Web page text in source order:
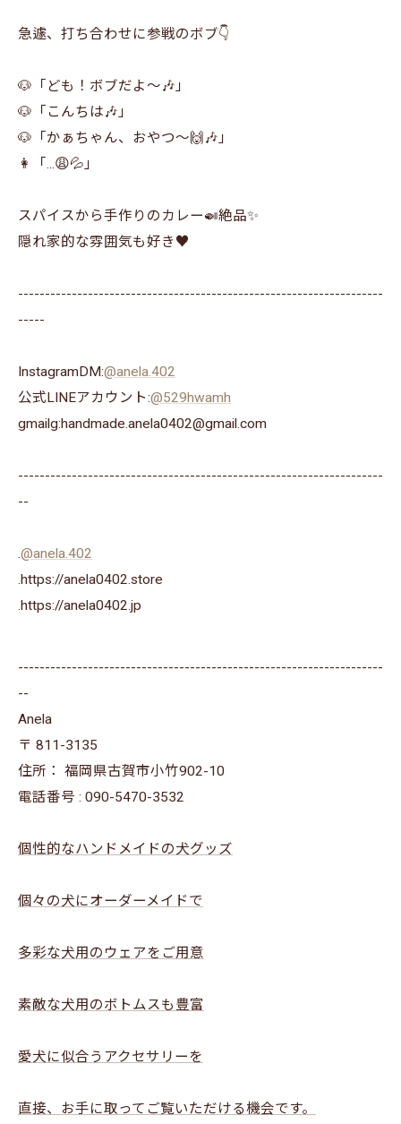
急遽、打ち合わせに参戦のボブ👇
🐶「ども！ボブだよ～🎶」
🐶「こんちは🎶」
🐶「かぁちゃん、おやつ～🙌🎶」
👩「...😩💦」
スパイスから手作りのカレー🍛絶品✨
隠れ家的な雰囲気も好き♥️
--------------------------------------------------------------------
-----
InstagramDM:@anela.402
公式LINEアカウント:@529hwamh
gmailg:handmade.anela0402@gmail.com
--------------------------------------------------------------------
--
.@anela.402
.https://anela0402.store
⁡.https://anela0402.jp⁡⁡
--------------------------------------------------------------------
--
Anela
〒 811-3135
住所： 福岡県古賀市小竹902-10
電話番号 : 090-5470-3532
個性的なハンドメイドの犬グッズ
個々の犬にオーダーメイドで
多彩な犬用のウェアをご用意
素敵な犬用のボトムスも豊富
愛犬に似合うアクセサリーを
直接、お手に取ってご覧いただける機会です。